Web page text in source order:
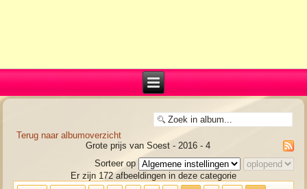
Terug naar albumoverzicht
Grote prijs van Soest - 2016 - 4
Sorteer op
Er zijn 172 afbeeldingen in deze categorie